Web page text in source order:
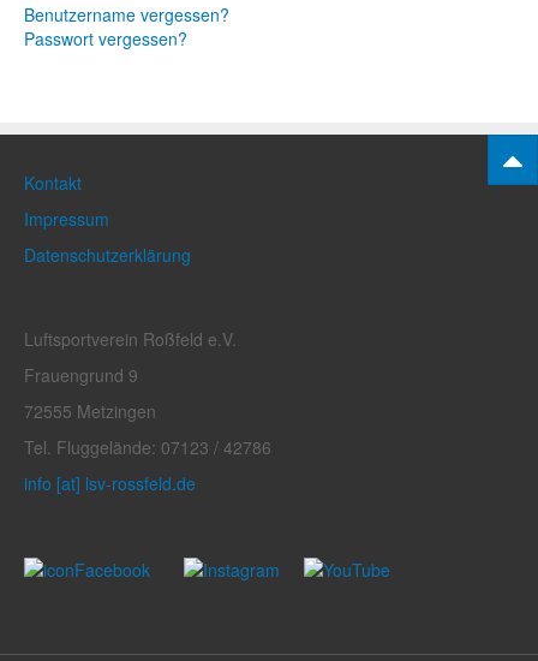
Benutzername vergessen?
Passwort vergessen?
Kontakt
Impressum
Datenschutzerklärung
Luftsportverein Roßfeld e.V.
Frauengrund 9
72555 Metzingen
Tel. Fluggelände: 07123 / 42786
info [at] lsv-rossfeld.de